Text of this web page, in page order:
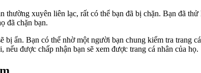
xuyên liên lạc, rất có thể bạn đã bị chặn. Bạn đã
đã chặn bạn.
ẩn. Bạn có thể nhờ một người bạn chung kiểm tra trang
được chấp nhận bạn sẽ xem được trang cá nhân của họ.